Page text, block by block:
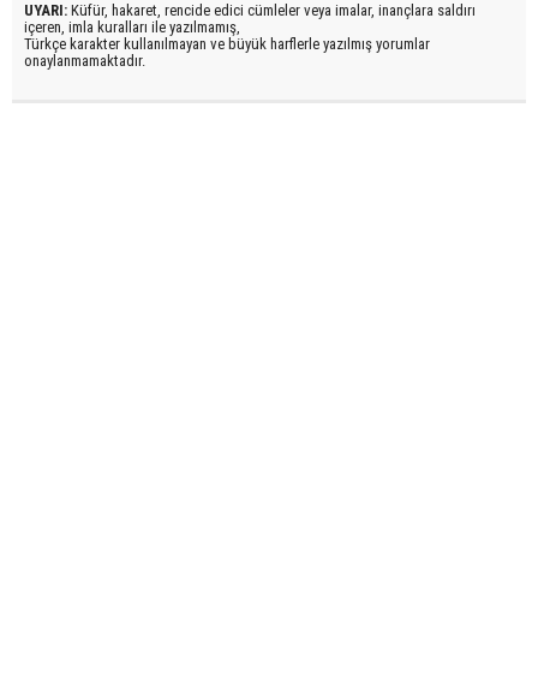
UYARI: Küfür, hakaret, rencide edici cümleler veya imalar, inançlara saldırı
içeren, imla kuralları ile yazılmamış,
Türkçe karakter kullanılmayan ve büyük harflerle yazılmış yorumlar
onaylanmamaktadır.